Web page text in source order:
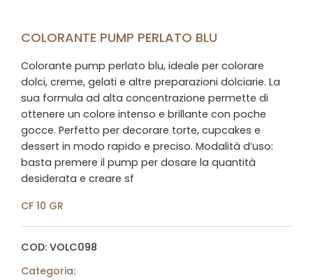
COLORANTE PUMP PERLATO BLU
Colorante pump perlato blu, ideale per colorare
dolci, creme, gelati e altre preparazioni dolciarie. La
sua formula ad alta concentrazione permette di
ottenere un colore intenso e brillante con poche
gocce. Perfetto per decorare torte, cupcakes e
dessert in modo rapido e preciso. Modalità d’uso:
basta premere il pump per dosare la quantità
desiderata e creare sf
CF 10 GR
COD: VOLC098
Categoria: